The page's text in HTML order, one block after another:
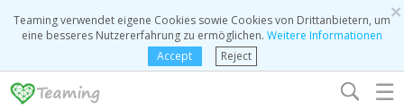
×
Teaming verwendet eigene Cookies sowie Cookies von Drittanbietern, um
eine besseres Nutzererfahrung zu ermöglichen. Weitere Informationen
Accept
Reject
☰